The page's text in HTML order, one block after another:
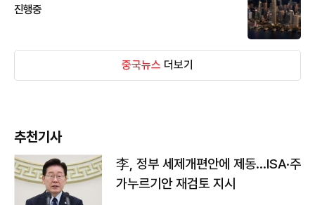
진행중
중국뉴스 더보기
추천기사
李, 정부 세제개편안에 제동…ISA·주
가누르기안 재검토 지시